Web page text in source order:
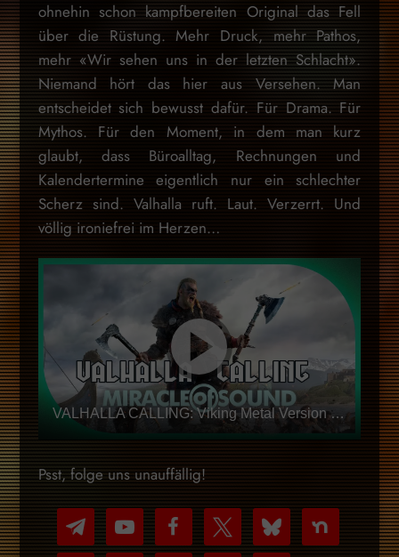
ohnehin schon kampfbereiten Original das Fell
über die Rüstung. Mehr Druck, mehr Pathos,
mehr «Wir sehen uns in der letzten Schlacht».
Niemand hört das hier aus Versehen. Man
entscheidet sich bewusst dafür. Für Drama. Für
Mythos. Für den Moment, in dem man kurz
glaubt, dass Büroalltag, Rechnungen und
Kalendertermine eigentlich nur ein schlechter
Scherz sind. Valhalla ruft. Laut. Verzerrt. Und
völlig ironiefrei im Herzen…
VALHALLA CALLING: Viking Metal Version by Miracle Of Sound
Psst, folge uns unauffällig!
telegram
youtube-
play
facebook bluesky nextdoor